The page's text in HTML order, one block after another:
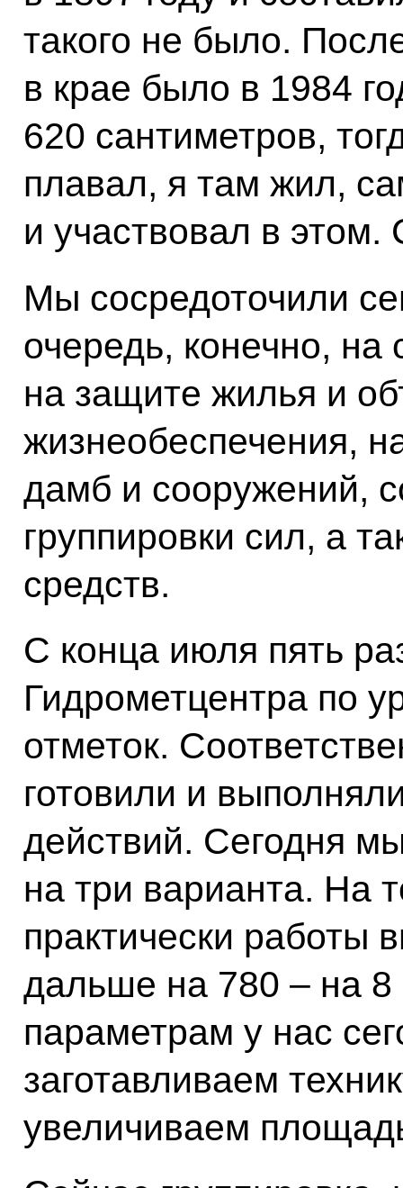
такого не было.
в крае было в 1984
620 сантиметров,
плавал, я там жил,
и участвовал в этом.
Мы сосредоточили
очередь, конечно,
на защите жилья и
жизнеобеспечения,
дамб и сооружений,
группировки сил, а
средств.
С конца июля пять
Гидрометцентра по
отметок.
готовили и
действий. Сегодня
на три варианта. На
практически работы
дальше на 780 – на
параметрам у нас
заготавливаем
увеличиваем